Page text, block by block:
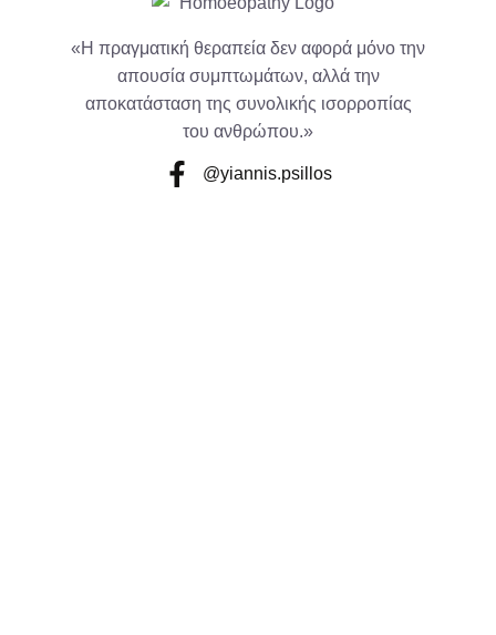
«Η πραγματική θεραπεία δεν αφορά μόνο την
απουσία συμπτωμάτων, αλλά την
αποκατάσταση της συνολικής ισορροπίας
του ανθρώπου.»
@yiannis.psillos